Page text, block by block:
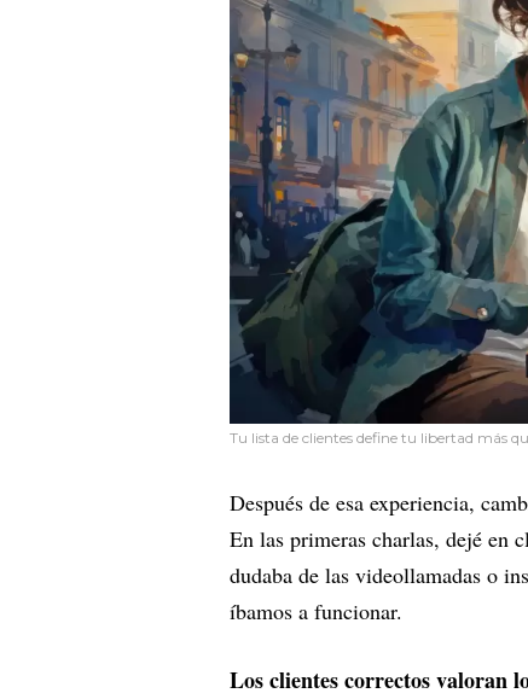
Tu lista de clientes define tu libertad más
Después de esa experiencia,
En las primeras charlas, dejé en
dudaba de las videollamadas o
íbamos a funcionar.
Los clientes correctos valoran